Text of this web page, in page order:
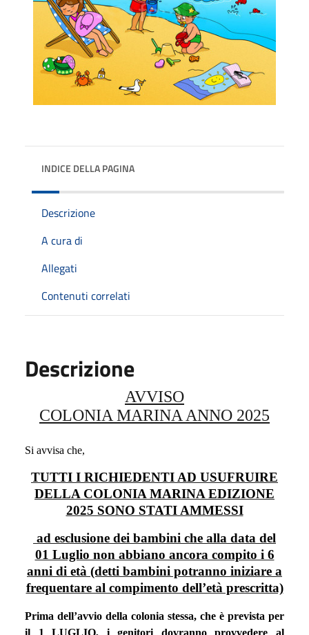
INDICE DELLA PAGINA
Descrizione
A cura di
Allegati
Contenuti correlati
Descrizione
AVVISO
COLONIA MARINA ANNO 2025
Si avvisa che,
TUTTI I RICHIEDENTI AD USUFRUIRE
DELLA COLONIA MARINA EDIZIONE
2025 SONO STATI AMMESSI
ad esclusione dei bambini che alla data del
01 Luglio non abbiano ancora compito i 6
anni di età (detti bambini potranno iniziare a
frequentare al compimento dell’età prescritta)
Prima dell’avvio della colonia stessa, che è prevista per
il 1 LUGLIO, i genitori dovranno provvedere al